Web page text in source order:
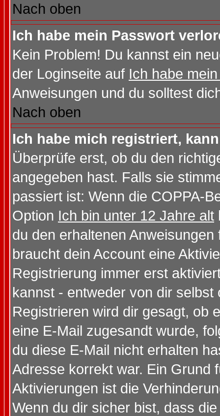
Nach oben
Ich habe mein Passwort
Kein Problem! Du kannst ein
der Loginseite auf Ich habe
Anweisungen und du solltest
Nach oben
Ich habe mich registriert,
Überprüfe erst, ob du den
angegeben hast. Falls sie
passiert ist: Wenn die COPPA-
Option Ich bin unter 12 Jahre alt
du den erhaltenen
braucht dein Account eine
Registrierung immer erst
kannst - entweder von dir selbst
Registrieren wird dir gesagt, ob
eine E-Mail zugesandt wurde,
du diese E-Mail nicht erhalten
Adresse korrekt war. Ein Grund
Aktivierungen ist die
Wenn du dir sicher bist, dass